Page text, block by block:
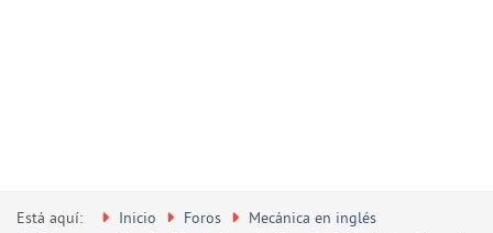
Está aquí: Inicio Foros
Mecánica en inglés